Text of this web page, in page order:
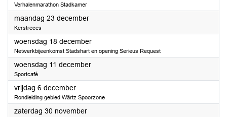
Verhalenmarathon Stadkamer
maandag 23 december2024
Kerstreces
woensdag 18 december2024
Netwerkbijeenkomst Stadshart en opening Serieus Request
woensdag 11 december2024
Sportcafé
vrijdag 6 december2024
Rondleiding gebied Wärtz Spoorzone
zaterdag 30 november2024